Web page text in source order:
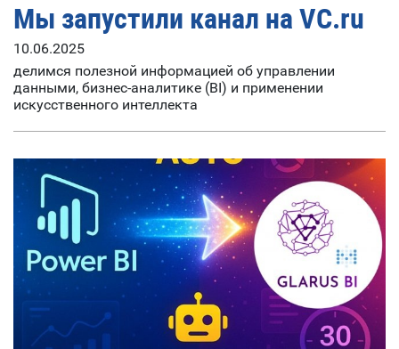
Мы запустили канал на VC.ru
10.06.2025
делимся полезной информацией об управлении
данными, бизнес-аналитике (BI) и применении
искусственного интеллекта